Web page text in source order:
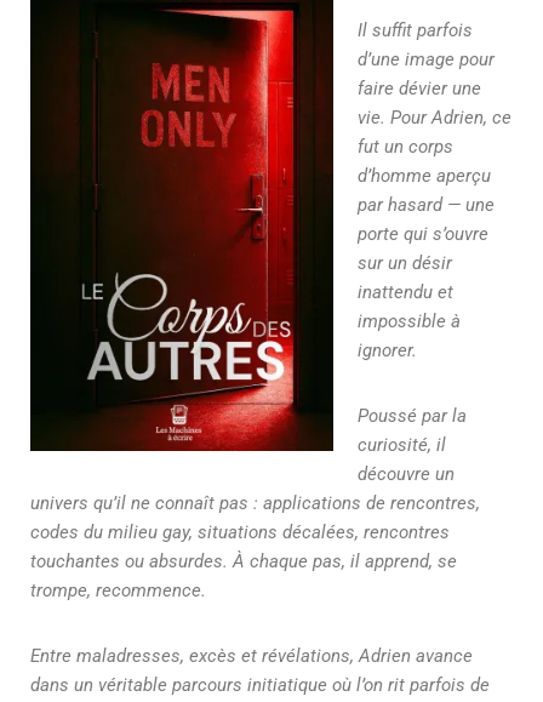
Il suffit parfois
d’une image pour
faire dévier une
vie. Pour Adrien, ce
fut un corps
d’homme aperçu
par hasard — une
porte qui s’ouvre
sur un désir
inattendu et
impossible à
ignorer.
Poussé par la
curiosité, il
découvre un
univers qu’il ne connaît pas : applications de rencontres,
codes du milieu gay, situations décalées, rencontres
touchantes ou absurdes. À chaque pas, il apprend, se
trompe, recommence.
Entre maladresses, excès et révélations, Adrien avance
dans un véritable parcours initiatique où l’on rit parfois de